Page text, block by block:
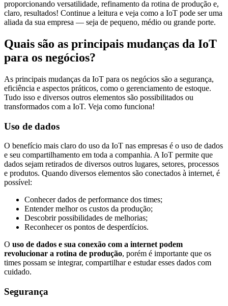
proporcionando versatilidade, refinamento da rotina de produção e,
claro, resultados! Continue a leitura e veja como a IoT pode ser uma
aliada da sua empresa — seja de pequeno, médio ou grande porte.
Quais são as principais mudanças da IoT
para os negócios?
As principais mudanças da IoT para os negócios são a segurança,
eficiência e aspectos práticos, como o gerenciamento de estoque.
Tudo isso e diversos outros elementos são possibilitados ou
transformados com a IoT. Veja como funciona!
Uso de dados
O benefício mais claro do uso da IoT nas empresas é o uso de dados
e seu compartilhamento em toda a companhia. A IoT permite que
dados sejam retirados de diversos outros lugares, setores, processos
e produtos. Quando diversos elementos são conectados à internet, é
possível:
Conhecer dados de performance dos times;
Entender melhor os custos da produção;
Descobrir possibilidades de melhorias;
Reconhecer os pontos de desperdícios.
O uso de dados e sua conexão com a internet podem
revolucionar a rotina de produção, porém é importante que os
times possam se integrar, compartilhar e estudar esses dados com
cuidado.
Segurança